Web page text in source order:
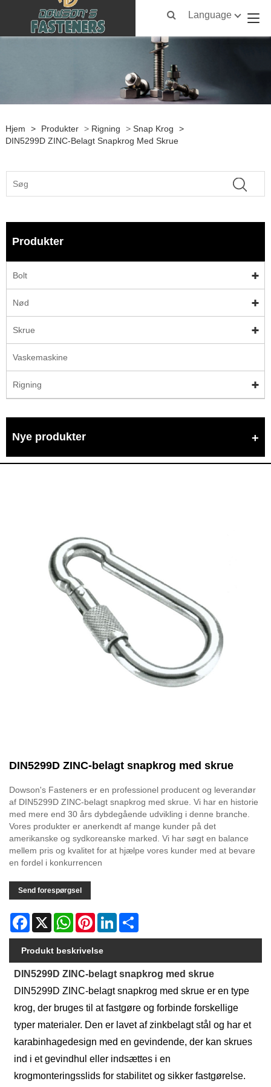
Language
Hjem > Produkter > Rigning > Snap Krog
>
DIN5299D ZINC-Belagt Snapkrog Med Skrue
Produkter
Bolt
Nød
Skrue
Vaskemaskine
Rigning
Nye produkter
DIN5299D ZINC-belagt snapkrog med skrue
Dowson's Fasteners er en professionel producent og leverandør
af DIN5299D ZINC-belagt snapkrog med skrue. Vi har en historie
med mere end 30 års dybdegående udvikling i denne branche.
Vores produkter er anerkendt af mange kunder på det
amerikanske og sydkoreanske marked. Vi har søgt en balance
mellem pris og kvalitet for at hjælpe vores kunder med at bevare
en fordel i konkurrencen
Send forespørgsel
Facebook
X WhatsAppPinterestLinkedIn
Produkt beskrivelse
DIN5299D ZINC-belagt snapkrog med skrue
DIN5299D ZINC-belagt snapkrog med skrue er en type
krog, der bruges til at fastgøre og forbinde forskellige
typer materialer. Den er lavet af zinkbelagt stål og har et
karabinhagedesign med en gevindende, der kan skrues
ind i et gevindhul eller indsættes i en
krogmonteringsslids for stabilitet og sikker fastgørelse.